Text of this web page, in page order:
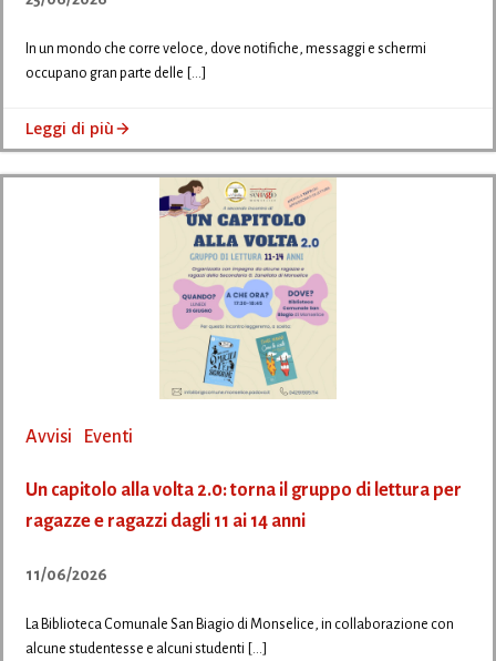
In un mondo che corre veloce, dove notifiche, messaggi e schermi
occupano gran parte delle […]
Leggi di più
Avvisi Eventi
Un capitolo alla volta 2.0: torna il gruppo di lettura per
ragazze e ragazzi dagli 11 ai 14 anni
11/06/2026
La Biblioteca Comunale San Biagio di Monselice, in collaborazione con
alcune studentesse e alcuni studenti […]